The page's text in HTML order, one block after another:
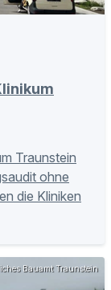
Traunstein
ohne
die Kliniken
Bauamt Traunstein